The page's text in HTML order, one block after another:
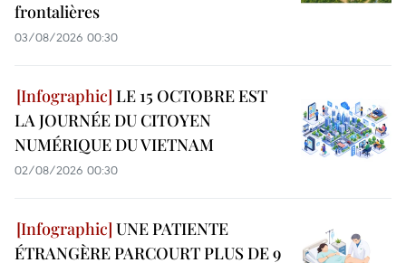
frontalières
03/08/2026 00:30
LE 15 OCTOBRE EST
LA JOURNÉE DU CITOYEN
NUMÉRIQUE DU VIETNAM
02/08/2026 00:30
UNE PATIENTE
ÉTRANGÈRE PARCOURT PLUS DE 9